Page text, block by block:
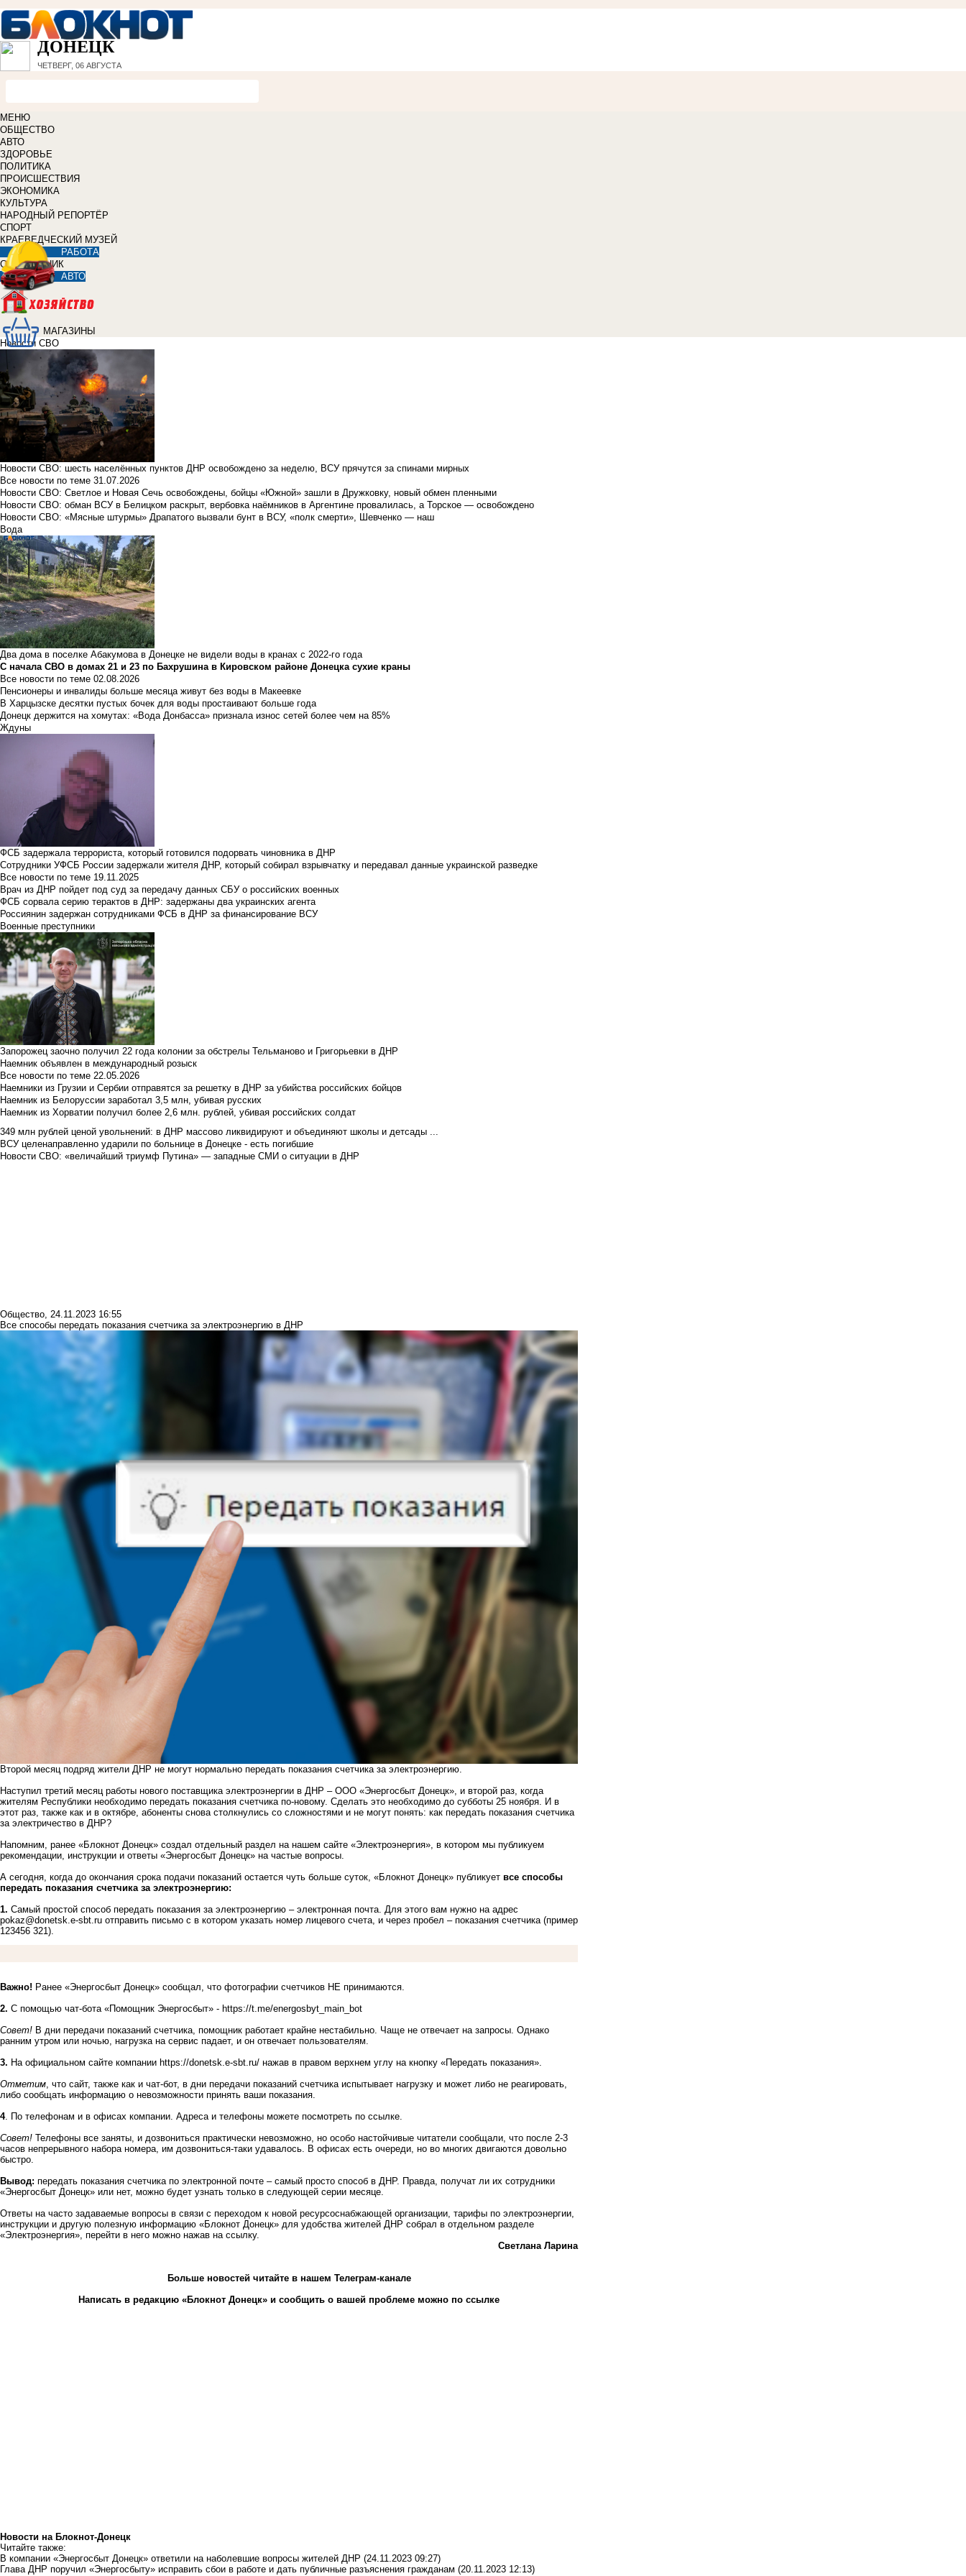
ДОНЕЦК
ЧЕТВЕРГ, 06 АВГУСТА
МЕНЮ
ОБЩЕСТВО
АВТО
ЗДОРОВЬЕ
ПОЛИТИКА
ПРОИСШЕСТВИЯ
ЭКОНОМИКА
КУЛЬТУРА
НАРОДНЫЙ РЕПОРТЁР
СПОРТ
КРАЕВЕДЧЕСКИЙ МУЗЕЙ
РАБОТА
СПРАВОЧНИК
АВТО
МАГАЗИНЫ
Новости СВО
Новости СВО: шесть населённых пунктов ДНР освобождено за неделю, ВСУ прячутся за спинами мирных
Все новости по теме 31.07.2026
Новости СВО: Светлое и Новая Сечь освобождены, бойцы «Южной» зашли в Дружковку, новый обмен пленными
Новости СВО: обман ВСУ в Белицком раскрыт, вербовка наёмников в Аргентине провалилась, а Торское — освобождено
Новости СВО: «Мясные штурмы» Драпатого вызвали бунт в ВСУ, «полк смерти», Шевченко — наш
Вода
Два дома в поселке Абакумова в Донецке не видели воды в кранах с 2022-го года
С начала СВО в домах 21 и 23 по Бахрушина в Кировском районе Донецка сухие краны
Все новости по теме 02.08.2026
Пенсионеры и инвалиды больше месяца живут без воды в Макеевке
В Харцызске десятки пустых бочек для воды простаивают больше года
Донецк держится на хомутах: «Вода Донбасса» признала износ сетей более чем на 85%
Ждуны
ФСБ задержала террориста, который готовился подорвать чиновника в ДНР
Сотрудники УФСБ России задержали жителя ДНР, который собирал взрывчатку и передавал данные украинской разведке
Все новости по теме 19.11.2025
Врач из ДНР пойдет под суд за передачу данных СБУ о российских военных
ФСБ сорвала серию терактов в ДНР: задержаны два украинских агента
Россиянин задержан сотрудниками ФСБ в ДНР за финансирование ВСУ
Военные преступники
Запорожец заочно получил 22 года колонии за обстрелы Тельманово и Григорьевки в ДНР
Наемник объявлен в международный розыск
Все новости по теме 22.05.2026
Наемники из Грузии и Сербии отправятся за решетку в ДНР за убийства российских бойцов
Наемник из Белоруссии заработал 3,5 млн, убивая русских
Наемник из Хорватии получил более 2,6 млн. рублей, убивая российских солдат
349 млн рублей ценой увольнений: в ДНР массово ликвидируют и объединяют школы и детсады ...
ВСУ целенаправленно ударили по больнице в Донецке - есть погибшие
Новости СВО: «величайший триумф Путина» — западные СМИ о ситуации в ДНР
Общество 24.11.2023 16:55
Все способы передать показания счетчика за электроэнергию в ДНР
Второй месяц подряд жители ДНР не могут нормально передать показания счетчика за электроэнергию.
Наступил третий месяц работы нового поставщика электроэнергии в ДНР – ООО «Энергосбыт Донецк», и второй раз, когда
жителям Республики необходимо передать показания счетчика по-новому. Сделать это необходимо до субботы 25 ноября. И в
этот раз, также как и в октябре, абоненты снова столкнулись со сложностями и не могут понять: как передать показания счетчика
за электричество в ДНР?
Напомним, ранее «Блокнот Донецк» создал отдельный раздел на нашем сайте «Электроэнергия», в котором мы публикуем
рекомендации, инструкции и ответы «Энергосбыт Донецк» на частые вопросы.
А сегодня, когда до окончания срока подачи показаний остается чуть больше суток, «Блокнот Донецк» публикует все способы
передать показания счетчика за электроэнергию:
1. Самый простой способ передать показания за электроэнергию – электронная почта. Для этого вам нужно на адрес
pokaz@donetsk.e-sbt.ru отправить письмо с в котором указать номер лицевого счета, и через пробел – показания счетчика (пример
123456 321).
Важно! Ранее «Энергосбыт Донецк» сообщал, что фотографии счетчиков НЕ принимаются.
2. С помощью чат-бота «Помощник Энергосбыт» - https://t.me/energosbyt_main_bot
Совет! В дни передачи показаний счетчика, помощник работает крайне нестабильно. Чаще не отвечает на запросы. Однако
ранним утром или ночью, нагрузка на сервис падает, и он отвечает пользователям.
3. На официальном сайте компании https://donetsk.e-sbt.ru/ нажав в правом верхнем углу на кнопку «Передать показания».
Отметим, что сайт, также как и чат-бот, в дни передачи показаний счетчика испытывает нагрузку и может либо не реагировать,
либо сообщать информацию о невозможности принять ваши показания.
4. По телефонам и в офисах компании. Адреса и телефоны можете посмотреть по ссылке.
Совет! Телефоны все заняты, и дозвониться практически невозможно, но особо настойчивые читатели сообщали, что после 2-3
часов непрерывного набора номера, им дозвониться-таки удавалось. В офисах есть очереди, но во многих двигаются довольно
быстро.
Вывод: передать показания счетчика по электронной почте – самый просто способ в ДНР. Правда, получат ли их сотрудники
«Энергосбыт Донецк» или нет, можно будет узнать только в следующей серии месяце.
Ответы на часто задаваемые вопросы в связи с переходом к новой ресурсоснабжающей организации, тарифы по электроэнергии,
инструкции и другую полезную информацию «Блокнот Донецк» для удобства жителей ДНР собрал в отдельном разделе
«Электроэнергия», перейти в него можно нажав на ссылку.
Светлана Ларина
Больше новостейчитайте в нашем Телеграм-канале
Написать в редакцию «Блокнот Донецк» и сообщить о вашей проблеме можно по ссылке
Новости на Блoкнoт-Донецк
Читайте также:
В компании «Энергосбыт Донецк» ответили на наболевшие вопросы жителей ДНР (24.11.2023 09:27)
Глава ДНР поручил «Энергосбыту» исправить сбои в работе и дать публичные разъяснения гражданам (20.11.2023 12:13)